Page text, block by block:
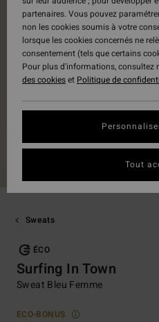
Sweats
ÉCO
Surfing In Town
Sweat Bleu Femme
ECO-BONUS
partenaires. Vous pouvez
non les cookies soumis à votre
lorsque les cookies concernés ne
consentement (tels que certains
Pour plus d'informations, consultez
des cookieset Politique de
Tout